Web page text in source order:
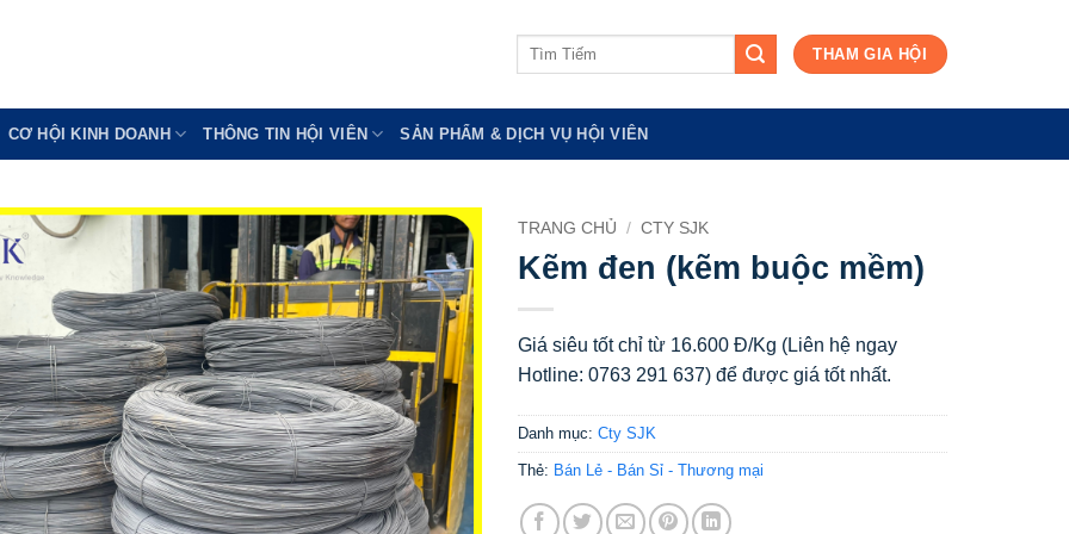
Tìm
THAM GIA HỘI
CƠ HỘI KINH DOANH THÔNG TIN HỘI VIÊN SẢN PHẨM & DỊCH VỤ HỘI VIÊN
TRANG CHỦ / CTY SJK
Kẽm đen (kẽm buộc mềm)
Giá siêu tốt chỉ từ 16.600 Đ/Kg (Liên hệ ngay
Hotline: 0763 291 637) để được giá tốt nhất.
Danh mục: Cty SJK
Thẻ: Bán Lẻ - Bán Sỉ - Thương mại